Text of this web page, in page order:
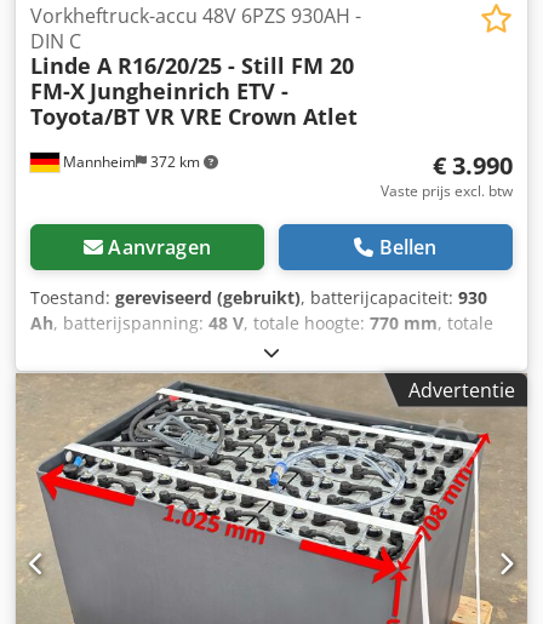
Mannheim 372 km
Vorkheftruck-accu 48V 6PZS 930AH -
DIN C
Linde A R16/20/25 - Still FM 20
FM-X Jungheinrich ETV -
Toyota/BT VR VRE Crown Atlet
€ 3.990
Vaste prijs excl. btw
Aanvragen Bellen
Toestand: gereviseerd (gebruikt), batterijcapaciteit: 930
Ah, batterijspanning: 48 V, totale hoogte: 770 mm, totale
, totale breedte:
vorkheftruckbatterij voor uw heftruck - 48V 6PZS 930AH -
DIN C + 1 jaar garantie + Inclusief aquamatic vulsysteem +
Inclusief eindontgasser en REMA 320 stekker (andere
stekkertypen op aanvraag mogelijk) + Capaciteit: minimaal
90-100% (C5-capaciteitsrapport wordt bij levering
bijgevoegd) + Leveringsjaar 2024 Afmetingen: Lengte: 1.220
mm Breedte: 500 mm Hoogte: 770 mm Gewicht: ca. 1.350
kg Geschikt voor de volgende modellen en meer: Linde A
(1250) - 5022-00 Linde A - 5224-00 Linde R 16 - 1120-00
Linde R 16 - 1120-00 - frontale wissel Linde R 16 HD - 1120-
Advertentie